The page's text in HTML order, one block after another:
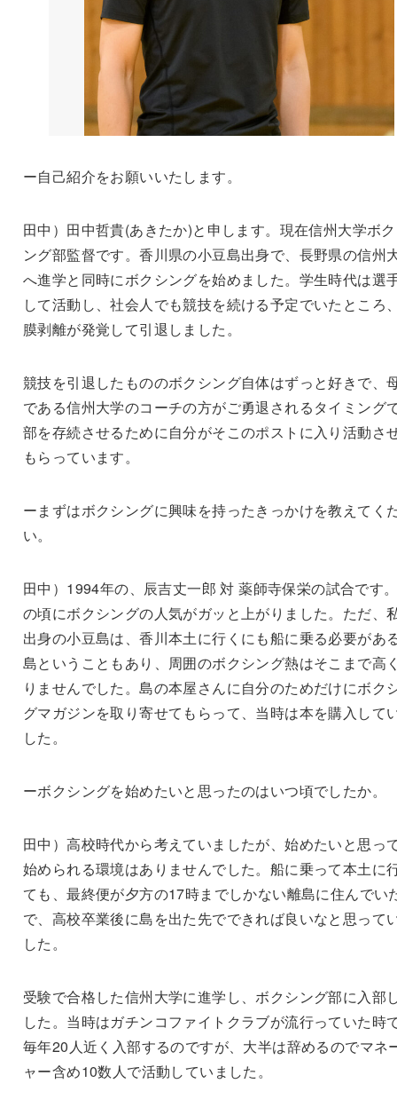
ー自己紹介をお願いいたします。
田中）田中哲貴(あきたか)と申します。現在信州大学ボ
ング部監督です。香川県の小豆島出身で、長野県の信州
へ進学と同時にボクシングを始めました。学生時代は選
して活動し、社会人でも競技を続ける予定でいたところ
膜剥離が発覚して引退しました。
競技を引退したもののボクシング自体はずっと好きで、
である信州大学のコーチの方がご勇退されるタイミング
部を存続させるために自分がそこのポストに入り活動さ
もらっています。
ーまずはボクシングに興味を持ったきっかけを教えてく
い。
田中）1994年の、辰吉丈一郎 対 薬師寺保栄の試合です
の頃にボクシングの人気がガッと上がりました。ただ、
出身の小豆島は、香川本土に行くにも船に乗る必要があ
島ということもあり、周囲のボクシング熱はそこまで高
りませんでした。島の本屋さんに自分のためだけにボク
グマガジンを取り寄せてもらって、当時は本を購入して
した。
ーボクシングを始めたいと思ったのはいつ頃でしたか。
田中）高校時代から考えていましたが、始めたいと思っ
始められる環境はありませんでした。船に乗って本土に
ても、最終便が夕方の17時までしかない離島に住んでい
で、高校卒業後に島を出た先でできれば良いなと思って
した。
受験で合格した信州大学に進学し、ボクシング部に入部
した。当時はガチンコファイトクラブが流行っていた時
毎年20人近く入部するのですが、大半は辞めるのでマネ
ャー含め10数人で活動していました。